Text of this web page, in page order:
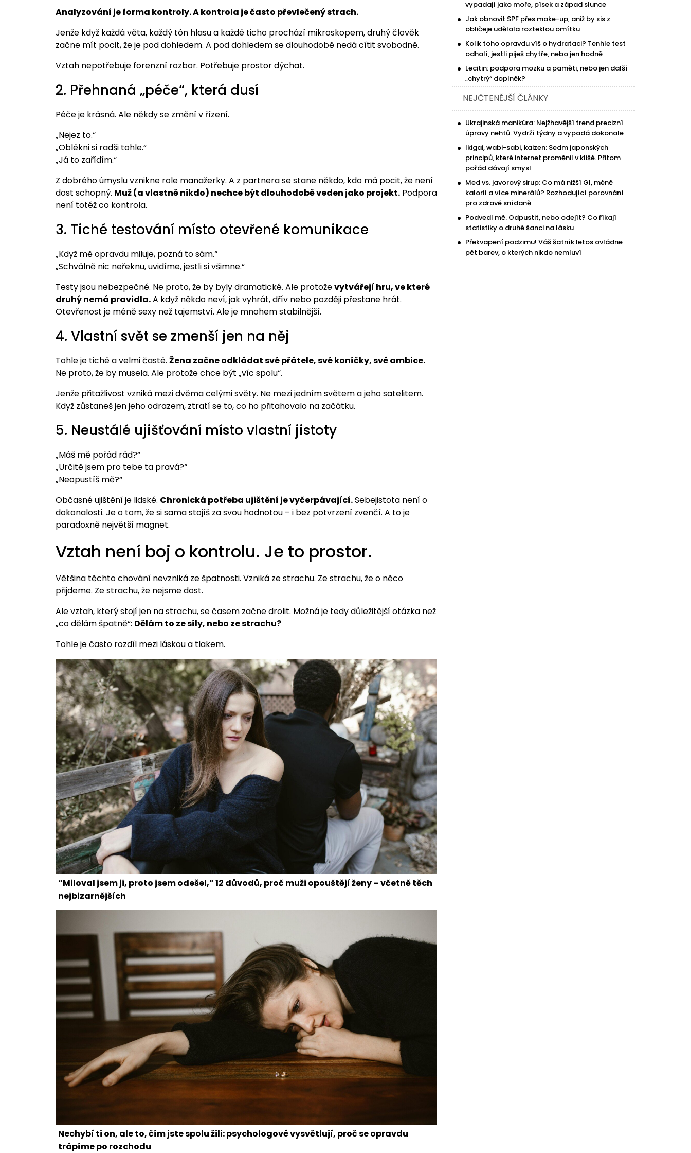
Analyzování je forma kontroly. A kontrola je často převlečený strach.
Jenže když každá věta, každý tón hlasu a každé ticho prochází mikroskopem, druhý člověk
začne mít pocit, že je pod dohledem. A pod dohledem se dlouhodobě nedá cítit svobodně.
Vztah nepotřebuje forenzní rozbor. Potřebuje prostor dýchat.
2. Přehnaná „péče“, která dusí
Péče je krásná. Ale někdy se změní v řízení.
„Nejez to.“
„Oblékni si radši tohle.“
„Já to zařídím.“
Z dobrého úmyslu vznikne role manažerky. A z partnera se stane někdo, kdo má pocit, že není
dost schopný. Muž (a vlastně nikdo) nechce být dlouhodobě veden jako projekt.Podpora
není totéž co kontrola.
3. Tiché testování místo otevřené komunikace
„Když mě opravdu miluje, pozná to sám.“
„Schválně nic neřeknu, uvidíme, jestli si všimne.“
Testy jsou nebezpečné. Ne proto, že by byly dramatické. Ale protoževytvářejí hru, ve které
druhý nemá pravidla.A když někdo neví, jak vyhrát, dřív nebo později přestane hrát.
Otevřenost je méně sexy než tajemství. Ale je mnohem stabilnější.
4. Vlastní svět se zmenší jen na něj
Tohle je tiché a velmi časté. Žena začne odkládat své přátele, své koníčky, své ambice.
Ne proto, že by musela. Ale protože chce být „víc spolu“.
Jenže přitažlivost vzniká mezi dvěma celými světy. Ne mezi jedním světem a jeho satelitem.
Když zůstaneš jen jeho odrazem, ztratí se to, co ho přitahovalo na začátku.
5. Neustálé ujišťování místo vlastní jistoty
„Máš mě pořád rád?“
„Určitě jsem pro tebe ta pravá?“
„Neopustíš mě?“
Občasné ujištění je lidské. Chronická potřeba ujištění je vyčerpávající.Sebejistota není o
dokonalosti. Je o tom, že si sama stojíš za svou hodnotou – i bez potvrzení zvenčí. A to je
paradoxně největší magnet.
Vztah není boj o kontrolu. Je to prostor.
Většina těchto chování nevzniká ze špatnosti. Vzniká ze strachu. Ze strachu, že o něco
přijdeme. Ze strachu, že nejsme dost.
Ale vztah, který stojí jen na strachu, se časem začne drolit. Možná je tedy důležitější otázka než
„co dělám špatně“: Dělám to ze síly, nebo ze strachu?
Tohle je často rozdíl mezi láskou a tlakem.
“Miloval jsem ji, proto jsem odešel,” 12 důvodů, proč muži opouštějí ženy – včetně těch
nejbizarnějších
Nechybí ti on, ale to, čím jste spolu žili: psychologové vysvětlují, proč se opravdu
trápíme po rozchodu
vypadají jako moře, písek a západ slunce
Jak obnovit SPF přes make-up, aniž by sis z
obličeje udělala rozteklou omítku
Kolik toho opravdu víš o hydrataci? Tenhle test
odhalí, jestli piješ chytře, nebo jen hodně
Lecitin: podpora mozku a paměti, nebo jen další
„chytrý“ doplněk?
NEJČTENĚJŠÍ ČLÁNKY
Ukrajinská manikúra: Nejžhavější trend precizní
úpravy nehtů. Vydrží týdny a vypadá dokonale
Ikigai, wabi-sabi, kaizen: Sedm japonských
principů, které internet proměnil v klišé. Přitom
pořád dávají smysl
Med vs. javorový sirup: Co má nižší GI, méně
kalorií a více minerálů? Rozhodující porovnání
pro zdravé snídaně
Podvedl mě. Odpustit, nebo odejít? Co říkají
statistiky o druhé šanci na lásku
Překvapení podzimu! Váš šatník letos ovládne
pět barev, o kterých nikdo nemluví